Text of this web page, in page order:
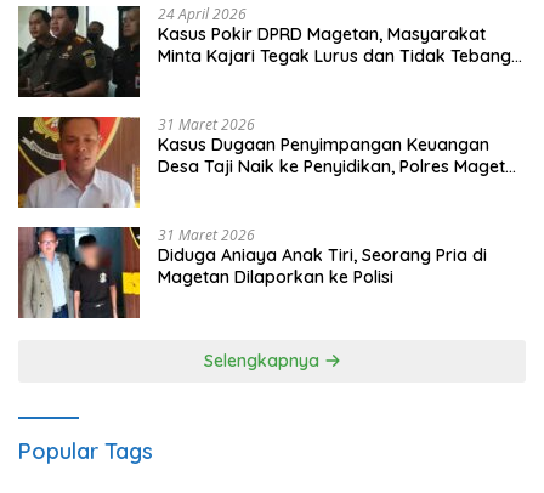
24 April 2026
Kasus Pokir DPRD Magetan, Masyarakat
Minta Kajari Tegak Lurus dan Tidak Tebang
31 Maret 2026
Kasus Dugaan Penyimpangan Keuangan
Desa Taji Naik ke Penyidikan, Polres Magetan
31 Maret 2026
Diduga Aniaya Anak Tiri, Seorang Pria di
Magetan Dilaporkan ke Polisi
Selengkapnya
Popular Tags